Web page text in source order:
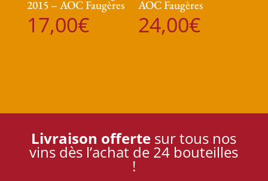
2015 – AOC Faugères
17,00€
AOC Faugères
24,00€
Livraison offerte sur tous nos
vins dès l’achat de 24 bouteilles
!